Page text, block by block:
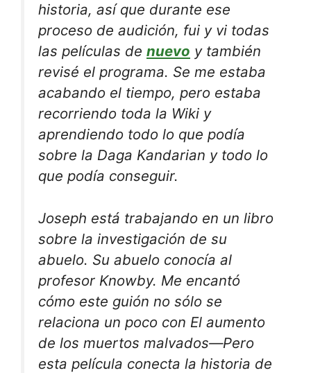
historia, así que durante ese
proceso de audición, fui y vi todas
las películas de nuevo y también
revisé el programa. Se me estaba
acabando el tiempo, pero estaba
recorriendo toda la Wiki y
aprendiendo todo lo que podía
sobre la Daga Kandarian y todo lo
que podía conseguir.
Joseph está trabajando en un libro
sobre la investigación de su
abuelo. Su abuelo conocía al
profesor Knowby. Me encantó
cómo este guión no sólo se
relaciona un poco con El aumento
de los muertos malvados—Pero
esta película conecta la historia de